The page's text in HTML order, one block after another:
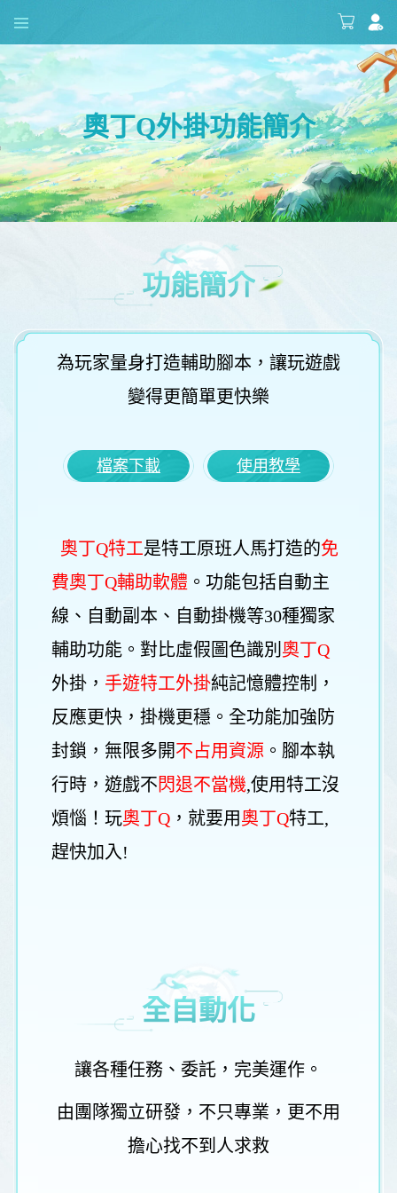
奧丁Q外掛功能簡介
功能簡介
為玩家量身打造輔助腳本，讓玩遊戲
變得更簡單更快樂
檔案下載 使用教學
奧丁Q特工是特工原班人馬打造的免
費奧丁Q輔助軟體 。功能包括自動主
線、自動副本、自動掛機等30種獨家
輔助功能。對比虛假圖色識別 奧丁Q
外掛， 手遊特工外掛純記憶體控制，
反應更快，掛機更穩。全功能加強防
封鎖，無限多開不占用資源 。腳本執
行時，遊戲不閃退不當機,使用特工沒
煩惱！玩奧丁Q ，就要用奧丁Q特工,
趕快加入!
全自動化
讓各種任務、委託，完美運作。
由團隊獨立研發，不只專業，更不用
擔心找不到人求救